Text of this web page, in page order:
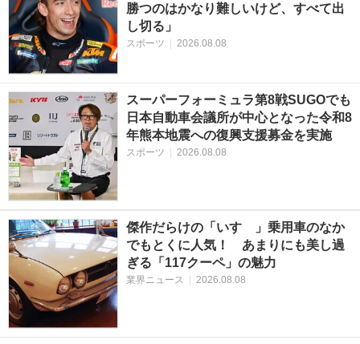
勝つのはかなり難しいけど、すべて出
し切る」
スポーツ 2026.08.08
スーパーフォーミュラ第8戦SUGOでも
日本自動車会議所が中心となった令和8
年熊本地震への復興支援募金を実施
スポーツ 2026.08.08
傑作だらけの「いすゞ」乗用車のなか
でもとくに人気！ あまりにも美し過
ぎる「117クーペ」の魅力
業界ニュース 2026.08.08